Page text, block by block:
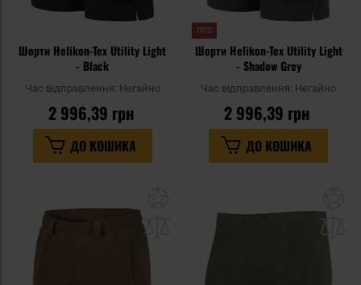
Шорти Helikon-Tex Utility Light
- Black
Час відправлення: Негайно
2 996,39 грн
ДО КОШИКА
ЛІТО
Шорти Helikon-Tex Utility Light
- Shadow Grey
Час відправлення: Негайно
2 996,39 грн
ДО КОШИКА
уподобань